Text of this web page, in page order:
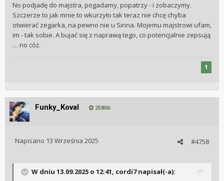
No podjadę do majstra, pogadamy, popatrzy - i zobaczymy.
Szczerze to jak mnie to wkurzyło tak teraz nie chcę chyba
otwierać zegarka, na pewno nie u Sinna. Mojemu majstrowi ufam,
im - tak sobie. A bujać się z naprawą tego, co potencjalnie zepsują
… no cóż.
1
Funky_Koval 25806
#4758
Napisano 13 Września 2025
W dniu 13.09.2025 o 12:41, cordi7napisał(-a):